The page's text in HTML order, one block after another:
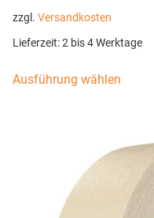
zzgl. Versandkosten
Lieferzeit:2 bis 4 Werktage
Ausführung wählen